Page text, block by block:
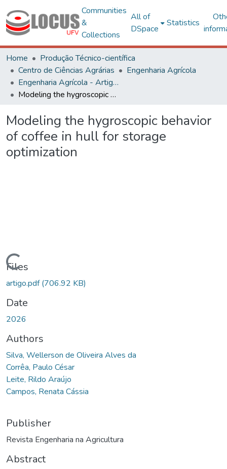
Communities
&
Collections
All of
DSpace
Statistics
Home
Produção Técnico-científica
Centro de Ciências Agrárias
Engenharia Agrícola
Engenharia Agrícola - Artigos
Modeling the hygroscopic behavior of coffee in hull for storage optimization
Modeling the hygroscopic behavior
of coffee in hull for storage
optimization
Files
artigo.pdf(706.92 KB)
Date
2026
Authors
Silva, Wellerson de Oliveira Alves da
Corrêa, Paulo César
Leite, Rildo Araújo
Campos, Renata Cássia
Publisher
Revista Engenharia na Agricultura
Abstract